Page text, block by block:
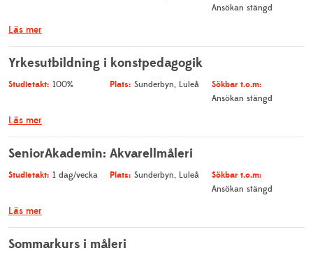
Ansökan stängd
Läs mer
Yrkesutbildning i konstpedagogik
Studietakt: 100% Plats: Sunderbyn, Luleå Sökbar t.o.m:
Ansökan stängd
Läs mer
SeniorAkademin: Akvarellmåleri
Studietakt: 1 dag/vecka Plats: Sunderbyn, Luleå Sökbar t.o.m:
Ansökan stängd
Läs mer
Sommarkurs i måleri